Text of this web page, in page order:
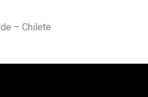
– Chilete